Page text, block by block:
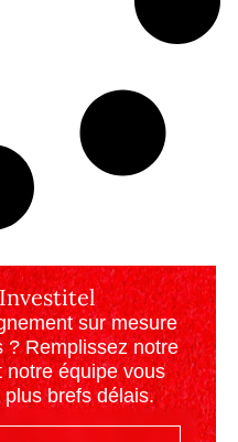
sur mesure
? Remplissez notre
notre équipe vous
brefs délais.